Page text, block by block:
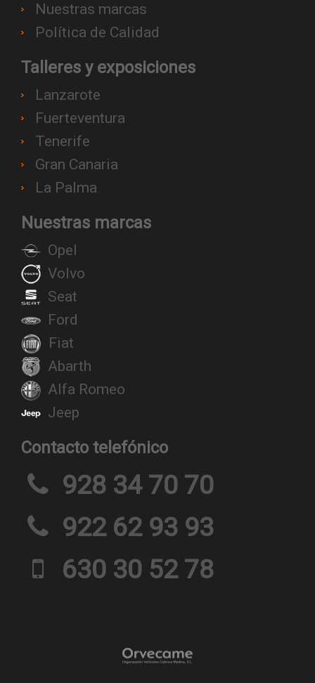
Nuestras marcas
Política de Calidad
Talleres y exposiciones
Lanzarote
Fuerteventura
Tenerife
Gran Canaria
La Palma
Nuestras marcas
Opel
Volvo
Seat
Ford
Fiat
Abarth
Alfa Romeo
Jeep
Contacto telefónico
928 34 70 70
922 62 93 93
630 30 52 78